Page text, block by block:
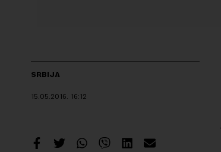
SRBIJA
15.05.2016. 16:12